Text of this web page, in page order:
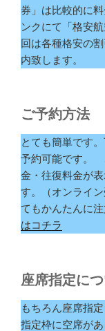
券」は比較的に
ンクにて「格安
回は各種格安の
内致します。
ご予約方法
とても簡単です
予約可能です。
金・往復料金が
す。（オンライン
てもかんたんに注
はコチラ
座席指定に
もちろん座席指
指定枠に空席があ